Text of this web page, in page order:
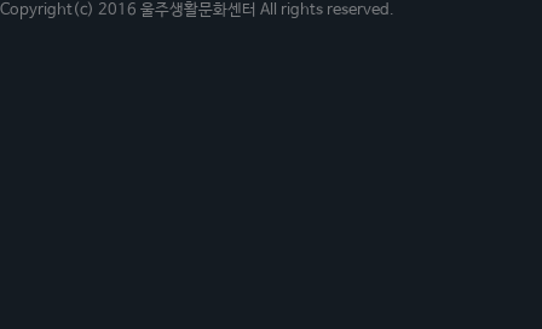
Copyright(c) 2016 울주생활문화센터 All rights reserved.